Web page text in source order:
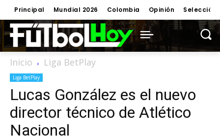
Principal Mundial 2026 Colombia Opinión Selección
Inicio Liga BetPlay
Liga BetPlay
Lucas González es el nuevo
director técnico de Atlético
Nacional